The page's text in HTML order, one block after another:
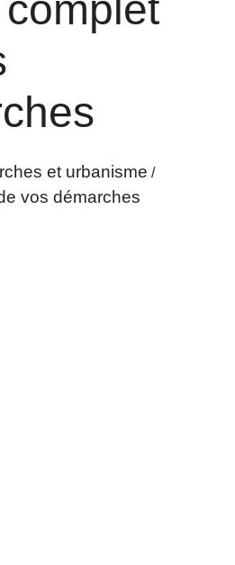
et urbanisme /
vos démarches